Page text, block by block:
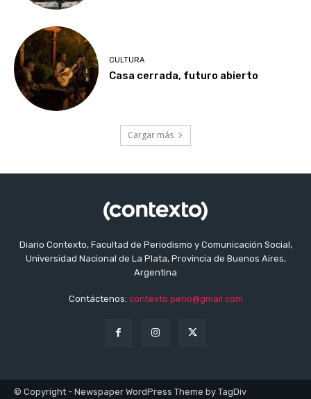
CULTURA
Casa cerrada, futuro abierto
Cargar más
Diario Contexto, Facultad de Periodismo y Comunicación Social,
Universidad Nacional de La Plata, Provincia de Buenos Aires,
Argentina
Contáctenos: contexto.perio@gmail.com
© Copyright - Newspaper WordPress Theme by TagDiv